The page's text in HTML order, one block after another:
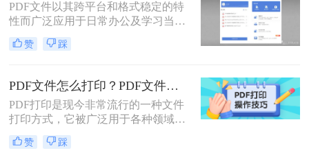
PDF文件以其跨平台和格式稳定的特
性而广泛应用于日常办公及学习当
中。然而，很多用户在使用PDF文件
的时候常常会遇到一个问题：PDF文
可以轻易编辑。其实，随着技术的发
展，现在有不少方法可以实现对PDF
文件中文字的编辑。那么pdf里面的文
字怎么编辑呢？本文将为大家详细介
绍三种编辑PDF文字的高效方法。
赞 踩
PDF文件怎么打印？PDF文件打印技巧详解！
PDF打印是现今非常流行的一种文件
打印方式，它被广泛用于各种领域下
的文件打印操作，比如教育、商业、
科技等等。本文将深入探究PDF打印
赞 踩